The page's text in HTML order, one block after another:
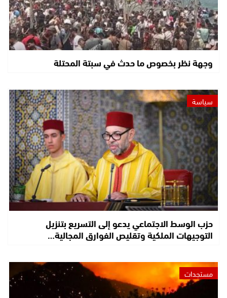
وجهة نظر بخصوص ما حدث في سبتة المحتلة
سياسة
حزب الوسط الاجتماعي يدعو إلى التسريع بتنزيل
التوجيهات الملكية وتقليص الفوارق المجالية…
مستجدات